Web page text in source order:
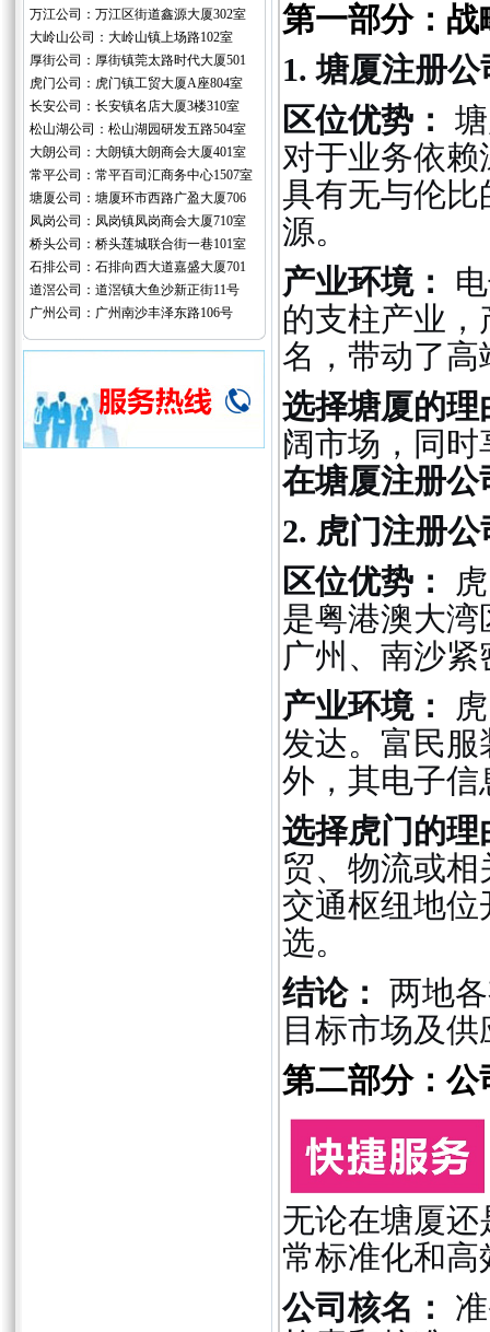
万江公司：万江区街道鑫源大厦302室
大岭山公司：大岭山镇上场路102室
厚街公司：厚街镇莞太路时代大厦501
虎门公司：虎门镇工贸大厦A座804室
长安公司：长安镇名店大厦3楼310室
松山湖公司：松山湖园研发五路504室
大朗公司：大朗镇大朗商会大厦401室
常平公司：常平百司汇商务中心1507室
塘厦公司：塘厦环市西路广盈大厦706
凤岗公司：凤岗镇凤岗商会大厦710室
桥头公司：桥头莲城联合街一巷101室
石排公司：石排向西大道嘉盛大厦701
道滘公司：道滘镇大鱼沙新正街11号
广州公司：广州南沙丰泽东路106号
第一部分：
1. 塘厦注册
区位优势：
对于业务依
具有无与伦
源。
产业环境：
的支柱产业
名，带动了
选择塘厦的理
阔市场，同
在塘厦注册公
2. 虎门注册
区位优势：
是粤港澳大
广州、南沙
产业环境：
发达。富民
外，其电子
选择虎门的理
贸、物流或
交通枢纽地位
选。
结论： 两地
目标市场及
第二部分：
无论在塘厦
常标准化和高
公司核名：